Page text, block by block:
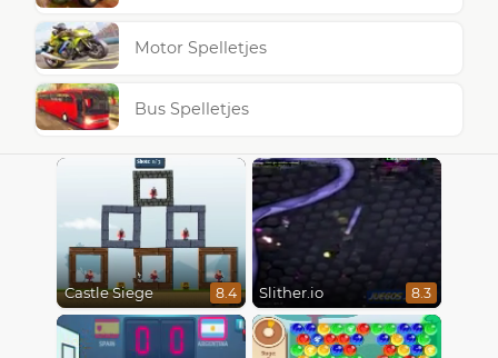
Motor Spelletjes
Bus Spelletjes
Castle Siege 8.4 Slither.io 8.3